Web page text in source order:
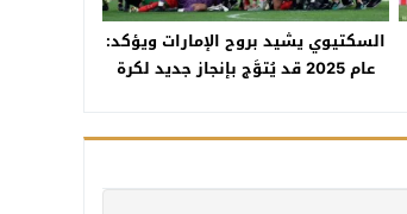
السكتيوي يشيد بروح الإمارات ويؤكد:
عام 2025 قد يُتوَّج بإنجاز جديد لكرة